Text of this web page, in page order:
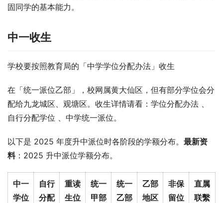
固同学的基本能力。
中一收生
学校要按照教育局的「中学学位分配办法」收生
在「统一派位乙部」，校网属黄大仙区，但有部分学位会分
配给九龙城区、观塘区。收生详情请看：学位分配办法 、
自行分配学位 、中学统一派位。
以下是 2025 年度升中派位时各阶段的学额分布。 最新资
料：2025 升中派位学额分布。
中一
学位
自行
分配
重读
生位
统一
甲部
统一
乙部
乙部
地区
非保
留位
直属
联繫